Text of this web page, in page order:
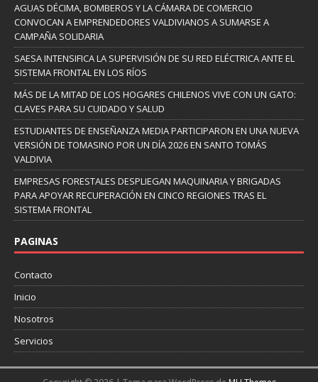
AGUAS DÉCIMA, BOMBEROS Y LA CÁMARA DE COMERCIO
CONVOCAN A EMPRENDEDORES VALDIVIANOS A SUMARSE A
CAMPAÑA SOLIDARIA
SAESA INTENSIFICA LA SUPERVISIÓN DE SU RED ELÉCTRICA ANTE EL
SISTEMA FRONTAL EN LOS RÍOS
MÁS DE LA MITAD DE LOS HOGARES CHILENOS VIVE CON UN GATO:
CLAVES PARA SU CUIDADO Y SALUD
ESTUDIANTES DE ENSEÑANZA MEDIA PARTICIPARON EN UNA NUEVA
VERSIÓN DE TOMASINO POR UN DÍA 2026 EN SANTO TOMÁS
VALDIVIA
EMPRESAS FORESTALES DESPLIEGAN MAQUINARIA Y BRIGADAS
PARA APOYAR RECUPERACIÓN EN CINCO REGIONES TRAS EL
SISTEMA FRONTAL
PAGINAS
Contacto
Inicio
Nosotros
Servicios